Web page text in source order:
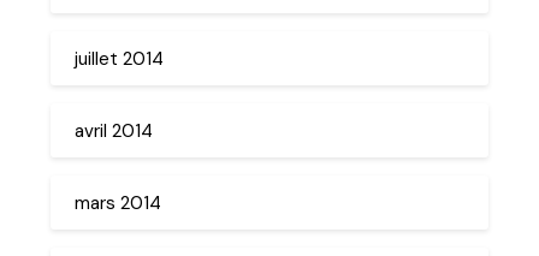
juillet 2014
avril 2014
mars 2014